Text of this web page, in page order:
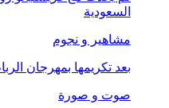
السعودية
مشاهير و نجوم
بعد تكريمها بمهرجان
صوت و صورة